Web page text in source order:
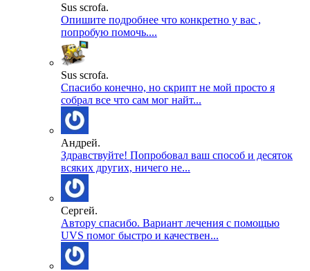
Sus scrofa.
Опишите подробнее что конкретно у вас ,
попробую помочь....
Sus scrofa.
Спасибо конечно, но скрипт не мой просто я
собрал все что сам мог найт...
Андрей.
Здравствуйте! Попробовал ваш способ и десяток
всяких других, ничего не...
Сергей.
Автору спасибо. Вариант лечения с помощью
UVS помог быстро и качествен...